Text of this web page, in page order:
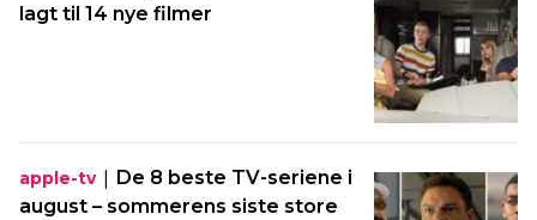
lagt til 14 nye filmer
apple-tv| De 8 beste TV-seriene i
august – sommerens siste store